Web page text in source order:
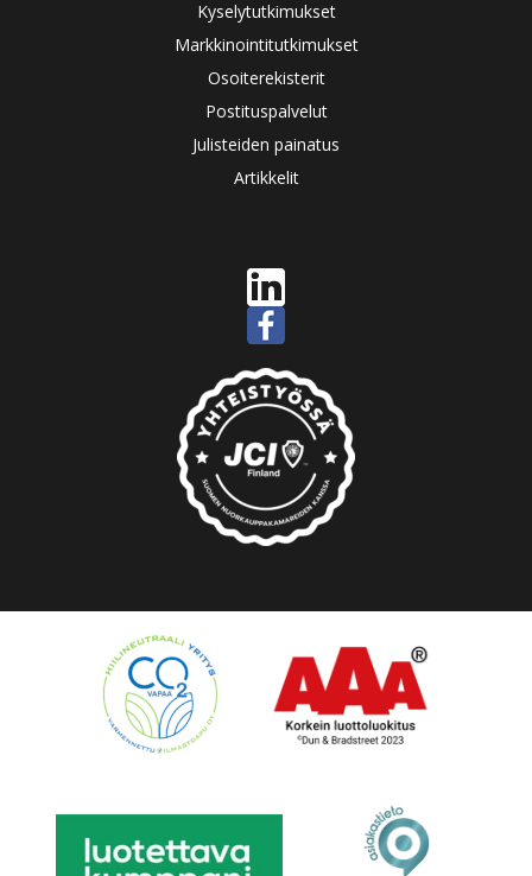
Kyselytutkimukset
Markkinointitutkimukset
Osoiterekisterit
Postituspalvelut
Julisteiden painatus
Artikkelit